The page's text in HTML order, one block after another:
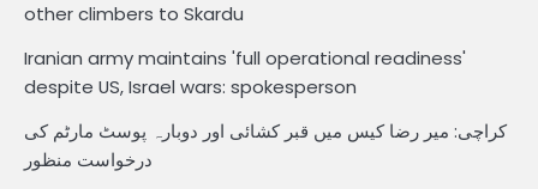
other climbers to Skardu
Iranian army maintains 'full operational readiness'
despite US, Israel wars: spokesperson
کراچی: میر رضا کیس میں قبر کشائی اور دوبارہ پوسٹ مارٹم کی
درخواست منظور